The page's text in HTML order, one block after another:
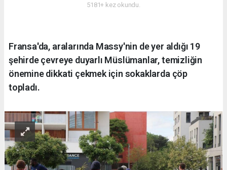
5181+ kez okundu.
Fransa'da, aralarında Massy'nin de yer aldığı 19
şehirde çevreye duyarlı Müslümanlar, temizliğin
önemine dikkati çekmek için sokaklarda çöp
topladı.